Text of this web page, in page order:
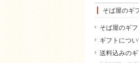
そば屋のギ
そば屋のギ
ギフトについ
送料込みのギ